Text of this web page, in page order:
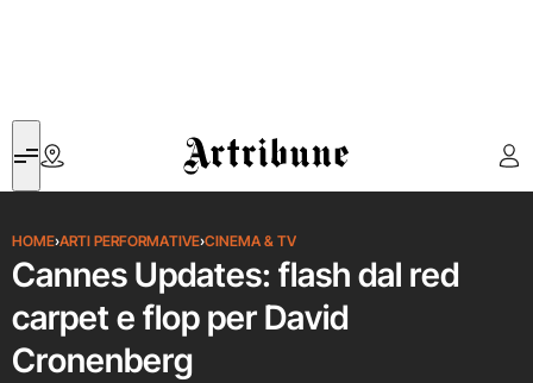
Artribune
HOME›ARTI PERFORMATIVE›CINEMA & TV
Cannes Updates: flash dal red
carpet e flop per David
Cronenberg